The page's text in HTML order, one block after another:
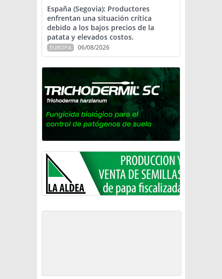
España (Segovia): Productores
enfrentan una situación crítica
debido a los bajos precios de la
patata y elevados costos.
EUROPA 06/08/2026